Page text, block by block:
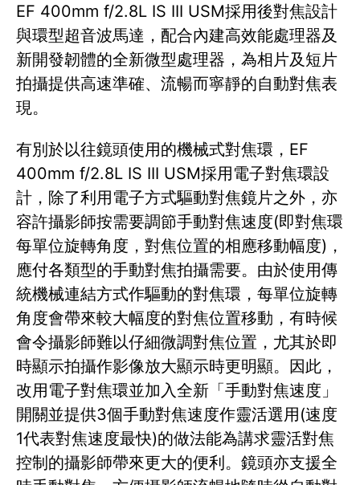
EF 400mm f/2.8L IS III USM採用後對焦設計
與環型超音波馬達，配合內建高效能處理器及
新開發韌體的全新微型處理器，為相片及短片
拍攝提供高速準確、流暢而寧靜的自動對焦表
現。
有別於以往鏡頭使用的機械式對焦環，EF
400mm f/2.8L IS III USM採用電子對焦環設
計，除了利用電子方式驅動對焦鏡片之外，亦
容許攝影師按需要調節手動對焦速度(即對焦環
每單位旋轉角度，對焦位置的相應移動幅度)，
應付各類型的手動對焦拍攝需要。由於使用傳
統機械連結方式作驅動的對焦環，每單位旋轉
角度會帶來較大幅度的對焦位置移動，有時候
會令攝影師難以仔細微調對焦位置，尤其於即
時顯示拍攝作影像放大顯示時更明顯。因此，
改用電子對焦環並加入全新「手動對焦速度」
開關並提供3個手動對焦速度作靈活選用(速度
1代表對焦速度最快)的做法能為講求靈活對焦
控制的攝影師帶來更大的便利。鏡頭亦支援全